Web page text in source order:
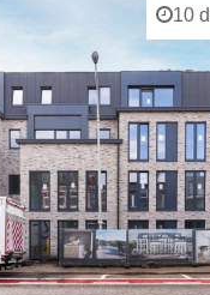
10